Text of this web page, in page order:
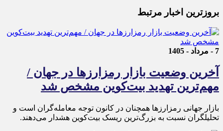
بروزترین اخبار مرتبط
7 - مرداد - 1405
آخرین وضعیت بازار رمزارزها در جهان /
مهم‌ترین تهدید بیت‌کوین مشخص شد
بازار جهانی رمزارزها همچنان در کانون توجه معامله‌گران است و
تحلیلگران نسبت به بزرگ‌ترین ریسک بیت‌کوین هشدار می‌دهند.